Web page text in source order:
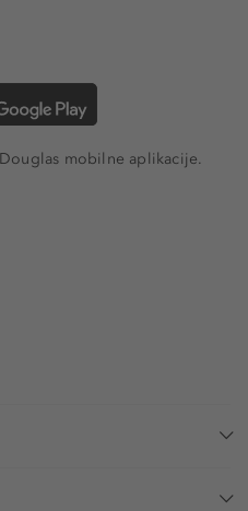
mobilne aplikacije.